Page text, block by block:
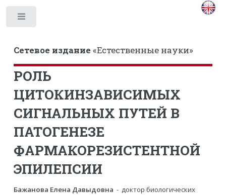
Сетевое издание «Естественные науки»
РОЛЬ
ЦИТОКИНЗАВИСИМЫХ
СИГНАЛЬНЫХ ПУТЕЙ В
ПАТОГЕНЕЗЕ
ФАРМАКОРЕЗИСТЕНТНОЙ
ЭПИЛЕПСИИ
Бажанова Елена Давыдовна - доктор биологических